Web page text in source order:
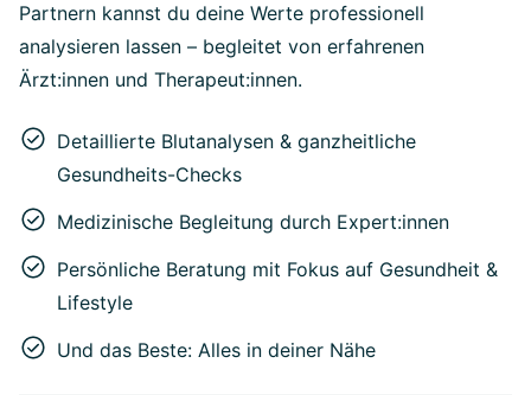
Partnern kannst du deine Werte professionell
analysieren lassen – begleitet von erfahrenen
Ärzt:innen und Therapeut:innen.
Detaillierte Blutanalysen & ganzheitliche
Gesundheits-Checks
Medizinische Begleitung durch Expert:innen
Persönliche Beratung mit Fokus auf Gesundheit &
Lifestyle
Und das Beste: Alles in deiner Nähe